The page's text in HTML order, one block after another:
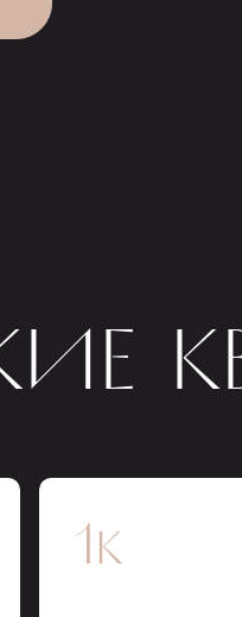
1к